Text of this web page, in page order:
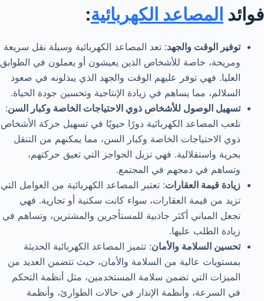
فوائد المصاعد الكهربائية:
توفير الوقت والجهد: تعد المصاعد الكهربائية وسيلة نقل سريعة
ومريحة، خاصة للأشخاص الذين يعيشون أو يعملون في الطوابق
العليا. فهي توفر عليهم الوقت والجهد الذي يبذلونه في صعود
السلالم، مما يساهم في زيادة الإنتاجية وتحسين جودة الحياة.
تسهيل الوصول للأشخاص ذوي الاحتياجات الخاصة وكبار السن:
تلعب المصاعد الكهربائية دورًا حيويًا في تسهيل حركة الأشخاص
ذوي الاحتياجات الخاصة وكبار السن، مما يمكنهم من التنقل
بحرية واستقلالية. فهي تزيل الحواجز التي تعيق حركتهم،
وتساهم في دمجهم في المجتمع.
زيادة قيمة العقارات: تعتبر المصاعد الكهربائية من العوامل التي
تزيد من قيمة العقارات، سواء كانت سكنية أو تجارية. فهي
تجعل المباني أكثر جاذبية للمستأجرين والمشترين، وتساهم في
زيادة الطلب عليها.
تحسين السلامة والأمان: تتميز المصاعد الكهربائية الحديثة
بمستويات عالية من السلامة والأمان، حيث تتضمن العديد من
الميزات التي تضمن سلامة المستخدمين، مثل أنظمة التحكم
في السرعة، وأنظمة الإنذار في حالات الطوارئ، وأنظمة